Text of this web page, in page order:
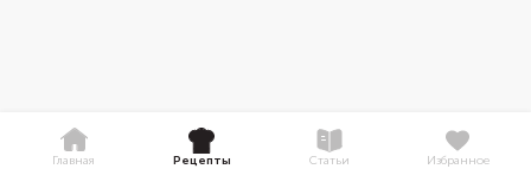
Главная Рецепты Статьи Избранное